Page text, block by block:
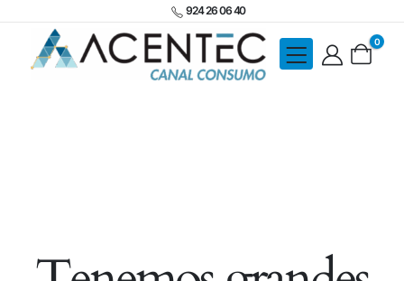
924 26 06 40
0